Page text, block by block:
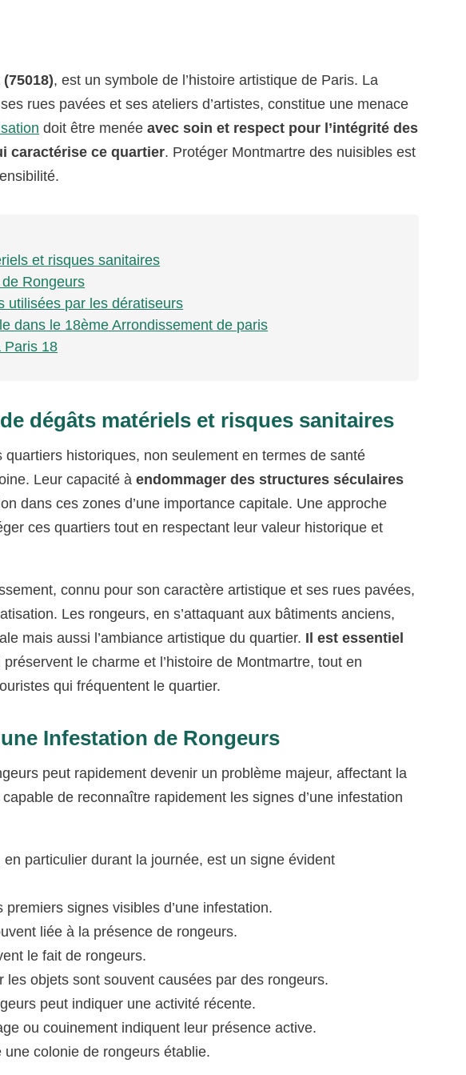
, est un symbole de l’histoire artistique de Paris. La
rues pavées et ses ateliers d’artistes, constitue une menace
doit être menéeavec soin et respect pour l’intégrité des
caractérise ce quartier. Protéger Montmartre des nuisibles est
et risques sanitaires
Rongeurs
utilisées par les dératiseurs
dans le 18ème Arrondissement de paris
Paris 18
dégâts matériels et risques sanitaires
quartiers historiques, non seulement en termes de santé
Leur capacité àendommager des structures séculaires
dans ces zones d’une importance capitale. Une approche
ces quartiers tout en respectant leur valeur historique et
connu pour son caractère artistique et ses rues pavées,
Les rongeurs, en s’attaquant aux bâtiments anciens,
mais aussi l’ambiance artistique du quartier. Il est essentiel
préservent le charme et l’histoire de Montmartre, tout en
qui fréquentent le quartier.
Infestation de Rongeurs
peut rapidement devenir un problème majeur, affectant la
de reconnaître rapidement les signes d’une infestation
en particulier durant la journée, est un signe évident
premiers signes visibles d’une infestation.
liée à la présence de rongeurs.
le fait de rongeurs.
les objets sont souvent causées par des rongeurs.
peut indiquer une activité récente.
ou couinement indiquent leur présence active.
colonie de rongeurs établie.